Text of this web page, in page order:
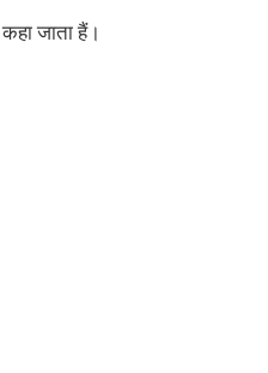
कहा जाता हैं।